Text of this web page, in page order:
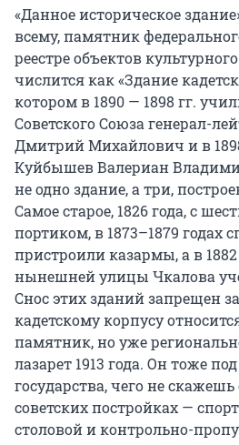
«Данное историческое
всему, памятник
реестре объектов
числится как «Здание
котором в 1890 — 1898 гг.
Советского Союза генерал-
Дмитрий Михайлович и в
Куйбышев Валериан
не одно здание, а три,
Самое старое, 1826 года, с
портиком, в 1873–1879 годах
пристроили казармы, а в
нынешней улицы Чкалова
Снос этих зданий запрещен
кадетскому корпусу
памятник, но уже
лазарет 1913 года. Он тоже
государства, чего не
советских постройках —
столовой и контрольно-